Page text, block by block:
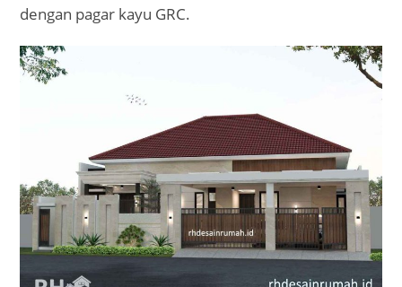
dengan pagar kayu GRC.